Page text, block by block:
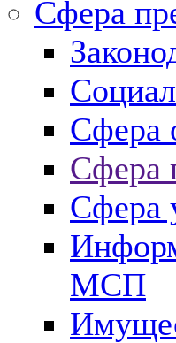
Сфера
Сфера
Сфера
Сфера
МСП